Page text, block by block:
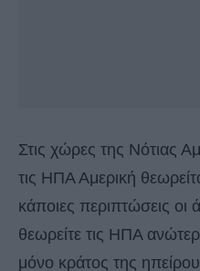
Στις χώρες της Νότιας
τις ΗΠΑ Αμερική
κάποιες περιπτώσεις οι
θεωρείτε τις ΗΠΑ
μόνο κράτος της